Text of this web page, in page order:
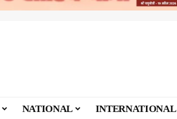
NATIONAL INTERNATIONAL